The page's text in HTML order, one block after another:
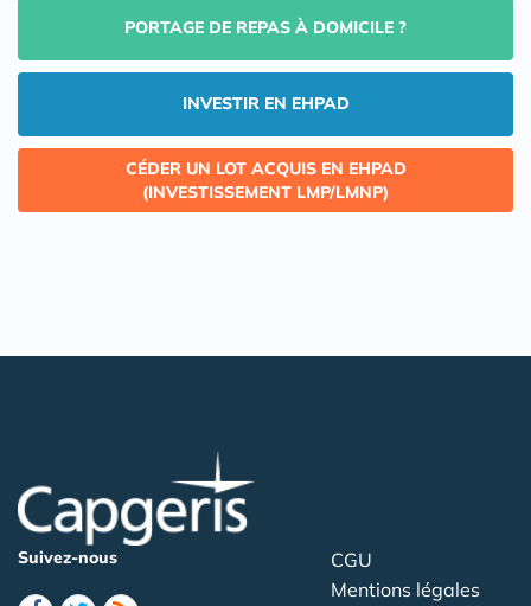
PORTAGE DE REPAS À DOMICILE ?
INVESTIR EN EHPAD
CÉDER UN LOT ACQUIS EN EHPAD
(INVESTISSEMENT LMP/LMNP)
Suivez-nous
CGU
Mentions légales